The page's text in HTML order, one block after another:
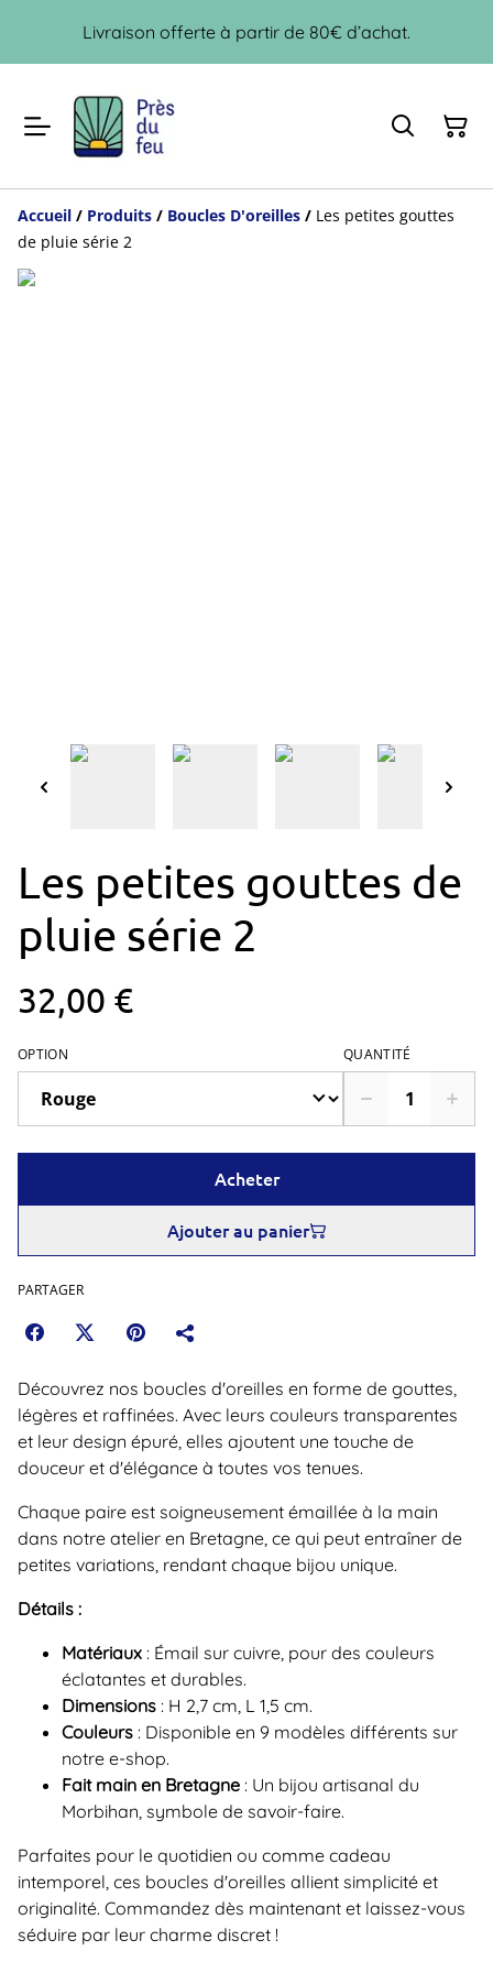
Livraison offerte à partir de 80€ d’achat.
Accueil / Produits / Boucles D'oreilles / Les petites gouttes
de pluie série 2
Les petites gouttes de
pluie série 2
32,00 €
OPTION QUANTITÉ
Acheter
Ajouter au panier
PARTAGER
Découvrez nos boucles d'oreilles en forme de gouttes,
légères et raffinées. Avec leurs couleurs transparentes
et leur design épuré, elles ajoutent une touche de
douceur et d'élégance à toutes vos tenues.
Chaque paire est soigneusement émaillée à la main
dans notre atelier en Bretagne, ce qui peut entraîner de
petites variations, rendant chaque bijou unique.
Détails :
Matériaux : Émail sur cuivre, pour des couleurs
éclatantes et durables.
Dimensions : H 2,7 cm, L 1,5 cm.
Couleurs : Disponible en 9 modèles différents sur
notre e-shop.
Fait main en Bretagne : Un bijou artisanal du
Morbihan, symbole de savoir-faire.
Parfaites pour le quotidien ou comme cadeau
intemporel, ces boucles d'oreilles allient simplicité et
originalité. Commandez dès maintenant et laissez-vous
séduire par leur charme discret !